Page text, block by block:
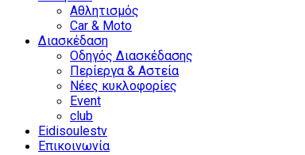
Αθλητισμός
Car & Moto
Διασκέδαση
Οδηγός Διασκέδασης
Περίεργα & Αστεία
Νέες κυκλοφορίες
Event
club
Eidisoulestv
Επικοινωνία